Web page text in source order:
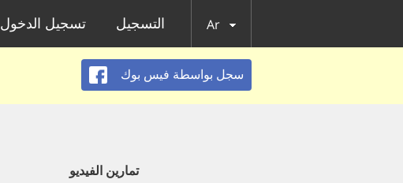
تسجيل الدخول التسجيل Ar
سجل بواسطة فيس بوك
تمارين الفيديو